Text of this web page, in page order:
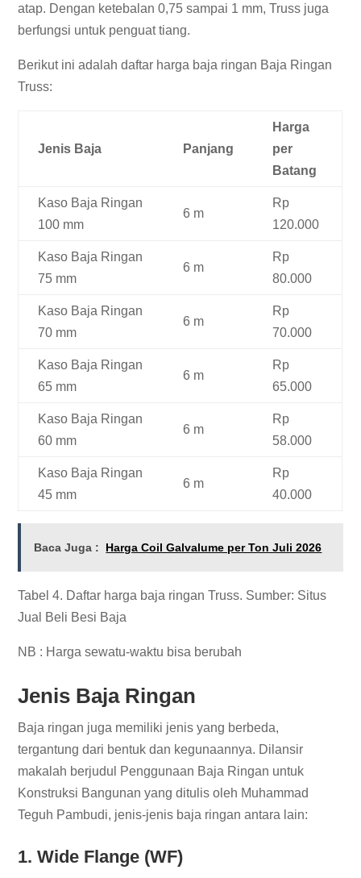
atap. Dengan ketebalan 0,75 sampai 1 mm, Truss juga
berfungsi untuk penguat tiang.
Berikut ini adalah daftar harga baja ringan Baja Ringan
Truss:
Jenis Baja Panjang
Harga
per
Batang
Kaso Baja Ringan
100 mm
6 m
Rp
120.000
Kaso Baja Ringan
75 mm
6 m
Rp
80.000
Kaso Baja Ringan
70 mm
6 m
Rp
70.000
Kaso Baja Ringan
65 mm
6 m
Rp
65.000
Kaso Baja Ringan
60 mm
6 m
Rp
58.000
Kaso Baja Ringan
45 mm
6 m
Rp
40.000
Baca Juga : Harga Coil Galvalume per Ton Juli 2026
Tabel 4. Daftar harga baja ringan Truss. Sumber: Situs
Jual Beli Besi Baja
NB : Harga sewatu-waktu bisa berubah
Jenis Baja Ringan
Baja ringan juga memiliki jenis yang berbeda,
tergantung dari bentuk dan kegunaannya. Dilansir
makalah berjudul Penggunaan Baja Ringan untuk
Konstruksi Bangunan yang ditulis oleh Muhammad
Teguh Pambudi, jenis-jenis baja ringan antara lain:
1. Wide Flange (WF)